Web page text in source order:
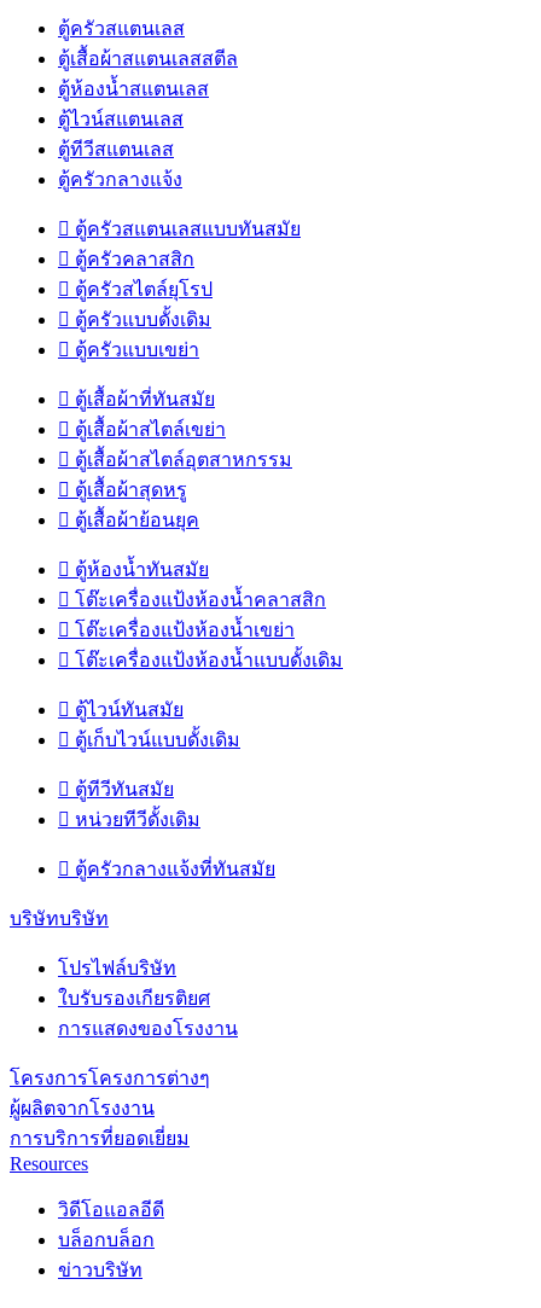
ตู้ครัวสแตนเลส
ตู้เสื้อผ้าสแตนเลสสตีล
ตู้ห้องน้ำสแตนเลส
ตู้ไวน์สแตนเลส
ตู้ทีวีสแตนเลส
ตู้ครัวกลางแจ้ง
 ตู้ครัวสแตนเลสแบบทันสมัย
 ตู้ครัวคลาสสิก
 ตู้ครัวสไตล์ยุโรป
 ตู้ครัวแบบดั้งเดิม
 ตู้ครัวแบบเขย่า
 ตู้เสื้อผ้าที่ทันสมัย
 ตู้เสื้อผ้าสไตล์เขย่า
 ตู้เสื้อผ้าสไตล์อุตสาหกรรม
 ตู้เสื้อผ้าสุดหรู
 ตู้เสื้อผ้าย้อนยุค
 ตู้ห้องน้ำทันสมัย
 โต๊ะเครื่องแป้งห้องน้ำคลาสสิก
 โต๊ะเครื่องแป้งห้องน้ำเขย่า
 โต๊ะเครื่องแป้งห้องน้ำแบบดั้งเดิม
 ตู้ไวน์ทันสมัย
 ตู้เก็บไวน์แบบดั้งเดิม
 ตู้ทีวีทันสมัย
 หน่วยทีวีดั้งเดิม
 ตู้ครัวกลางแจ้งที่ทันสมัย
บริษัทบริษัท
โปรไฟล์บริษัท
ใบรับรองเกียรติยศ
การแสดงของโรงงาน
โครงการโครงการต่างๆ
ผู้ผลิตจากโรงงาน
การบริการที่ยอดเยี่ยม
Resources
วิดีโอแอลอีดี
บล็อกบล็อก
ข่าวบริษัท